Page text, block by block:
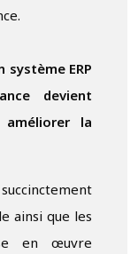
système ERP
devient
la
ainsi que les
en œuvre